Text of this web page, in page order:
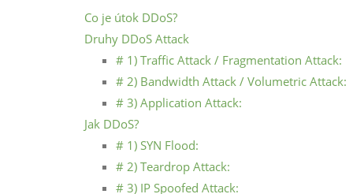
Co je útok DDoS?
Druhy DDoS Attack
# 1) Traffic Attack / Fragmentation Attack:
# 2) Bandwidth Attack / Volumetric Attack:
# 3) Application Attack:
Jak DDoS?
# 1) SYN Flood:
# 2) Teardrop Attack:
# 3) IP Spoofed Attack: